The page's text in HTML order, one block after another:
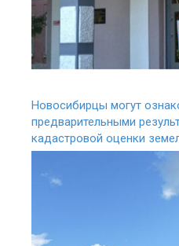
Новосибирцы могут
предварительными
кадастровой оценки